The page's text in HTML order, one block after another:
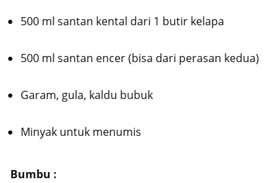
500 ml santan kental dari 1 butir kelapa
500 ml santan encer (bisa dari perasan kedua)
Garam, gula, kaldu bubuk
Minyak untuk menumis
Bumbu :